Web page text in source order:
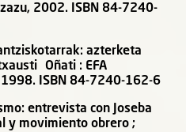
2002. ISBN 84-7240-
azterketa
Oñati : EFA
ISBN 84-7240-162-6
entrevista con Joseba
y movimiento obrero ;